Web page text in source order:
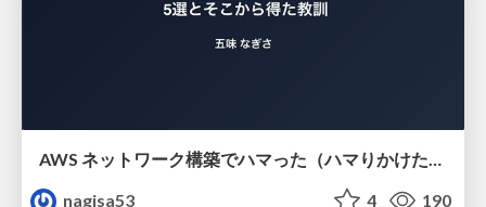
AWS ネットワーク構築でハマった（ハマりかけた） 5選とそこから得た教訓
nagisa53
4 190